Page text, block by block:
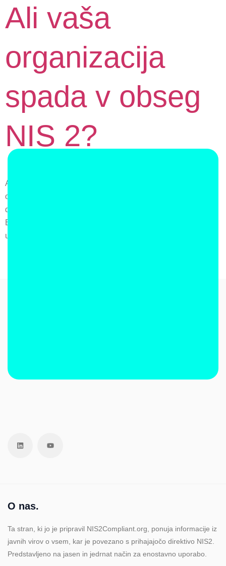
Ali vaša
organizacija
spada v obseg
NIS 2?
Ali vaša organizacija spada v obseg NIS 2? Ali vaša
organizacija spada v obseg NIS 2? Leta 2016 se je prvotna
direktiva NIS sklicevala na 7 ključnih sektorjev. Od takrat je
EU razširila svoj pogled na sektorje, ki so ključni za varno,
učinkovito in uspešno družbo. Pod […]
O nas.
Ta stran, ki jo je pripravil NIS2Compliant.org, ponuja informacije iz
javnih virov o vsem, kar je povezano s prihajajočo direktivo NIS2.
Predstavljeno na jasen in jedrnat način za enostavno uporabo.